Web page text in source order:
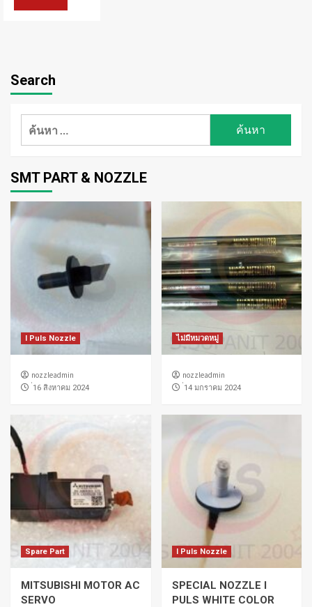
Search
ค้นหา
SMT PART & NOZZLE
I Puls Nozzle
nozzleadmin
่16 สิงหาคม 2024
ไม่มีหมวดหมู่
nozzleadmin
่14 มกราคม 2024
Spare Part
MITSUBISHI MOTOR AC
SERVO
I Puls Nozzle
SPECIAL NOZZLE I
PULS WHITE COLOR